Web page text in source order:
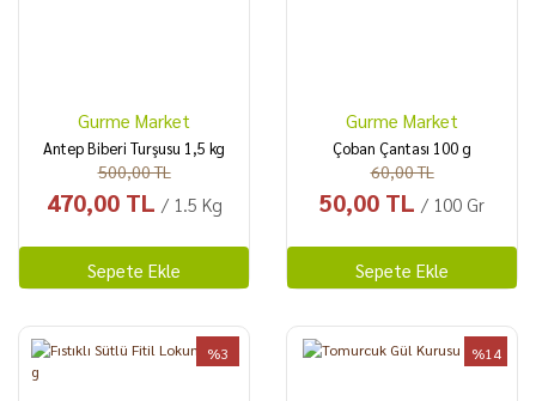
Gurme Market
Antep Biberi Turşusu 1,5 kg
500,00 TL
470,00 TL / 1.5 Kg
Sepete Ekle
Gurme Market
Çoban Çantası 100 g
60,00 TL
50,00 TL / 100 Gr
Sepete Ekle
%3 %14